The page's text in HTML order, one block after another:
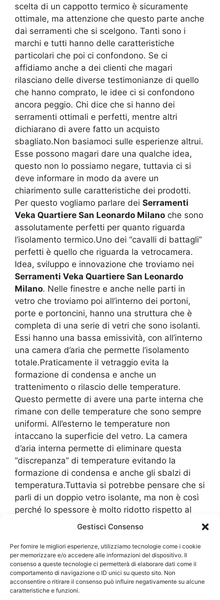
Gestisci Consenso
Per fornire le migliori esperienze, utilizziamo tecnologie come i cookie
per memorizzare e/o accedere alle informazioni del dispositivo. Il
consenso a queste tecnologie ci permetterà di elaborare dati come il
comportamento di navigazione o ID unici su questo sito. Non
acconsentire o ritirare il consenso può influire negativamente su alcune
caratteristiche e funzioni.
scelta di un cappotto termico è sicuramente
ottimale, ma attenzione che questo parte anche
dai serramenti che si scelgono. Tanti sono i
marchi e tutti hanno delle caratteristiche
particolari che poi ci confondono. Se ci
affidiamo anche a dei clienti che magari
rilasciano delle diverse testimonianze di quello
che hanno comprato, le idee ci si confondono
ancora peggio. Chi dice che si hanno dei
serramenti ottimali e perfetti, mentre altri
dichiarano di avere fatto un acquisto
sbagliato.Non basiamoci sulle esperienze altrui.
Esse possono magari dare una qualche idea,
questo non lo possiamo negare, tuttavia ci si
deve informare in modo da avere un
chiarimento sulle caratteristiche dei prodotti.
Per questo vogliamo parlare dei Serramenti
Veka Quartiere San Leonardo Milano che sono
assolutamente perfetti per quanto riguarda
l’isolamento termico.Uno dei “cavalli di battagli”
perfetti è quello che riguarda la vetrocamera.
Idea, sviluppo e innovazione che troviamo nei
Serramenti Veka Quartiere San Leonardo
Milano. Nelle finestre e anche nelle parti in
vetro che troviamo poi all’interno dei portoni,
porte e portoncini, hanno una struttura che è
completa di una serie di vetri che sono isolanti.
Essi hanno una bassa emissività, con all’interno
una camera d’aria che permette l’isolamento
totale.Praticamente il vetraggio evita la
formazione di condensa e anche un
trattenimento o rilascio delle temperature.
Questo permette di avere una parte interna che
rimane con delle temperature che sono sempre
uniformi. All’esterno le temperature non
intaccano la superficie del vetro. La camera
d’aria interna permette di eliminare questa
“discrepanza” di temperature evitando la
formazione di condensa e anche gli sbalzi di
temperatura.Tuttavia si potrebbe pensare che si
parli di un doppio vetro isolante, ma non è così
perché lo spessore è molto ridotto rispetto al
classico doppio vetro. Inoltre c’è una buona
temperature e della forma del vetro stesso.
Esso potrebbe subire delle dilatazioni, ma è
anche per questo che troviamo poi un piccolo
spessore all’interno, dove c’è dell’aria bloccata,
e c’è anche uno spessore di distanziamento